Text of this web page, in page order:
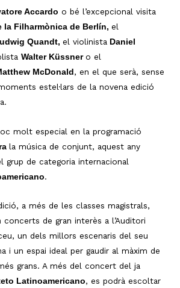
Accardo o bé l’excepcional visita
la Filharmònica de Berlín, el
Quandt, el violinista Daniel
Walter Küssner o el
McDonald, en el que serà, sense
estel·lars de la novena edició
molt especial en la programació
la música de conjunt, aquest any
grup de categoria internacional
.
a més de les classes magistrals,
concerts de gran interès a l’Auditori
un dels millors escenaris del seu
i un espai ideal per gaudir al màxim de
grans. A més del concert del ja
Latinoamericano, es podrà escoltar